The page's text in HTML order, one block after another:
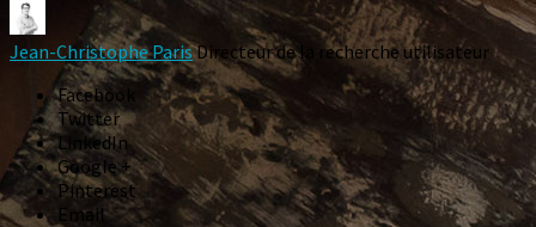
Jean-Christophe ParisDirecteur de la recherche utilisateur
Facebook
Twitter
LinkedIn
Google +
Pinterest
Email